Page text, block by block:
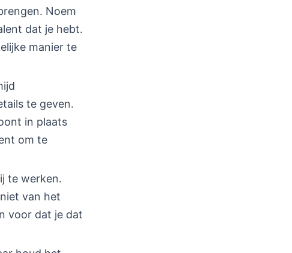
Noem
dat je hebt.
manier te
te geven.
in plaats
om te
te werken.
van het
voor dat je dat